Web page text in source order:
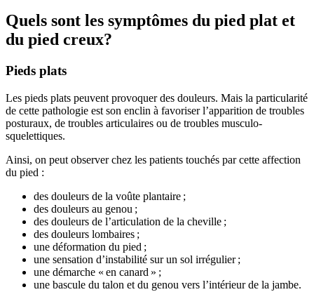
Quels sont les symptômes du pied plat et
du pied creux?
Pieds plats
Les pieds plats peuvent provoquer des douleurs. Mais la particularité
de cette pathologie est son enclin à favoriser l’apparition de troubles
posturaux, de troubles articulaires ou de troubles musculo-
squelettiques.
Ainsi, on peut observer chez les patients touchés par cette affection
du pied :
des douleurs de la voûte plantaire ;
des douleurs au genou ;
des douleurs de l’articulation de la cheville ;
des douleurs lombaires ;
une déformation du pied ;
une sensation d’instabilité sur un sol irrégulier ;
une démarche « en canard » ;
une bascule du talon et du genou vers l’intérieur de la jambe.